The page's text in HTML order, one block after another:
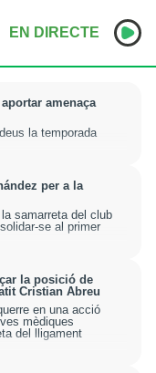
EN DIRECTE
INICI
NOTÍCIES
PROGRAMES
CONTACTE
amenaça
la temporada
per a la
samarreta del club
se al primer
la posició de
Cristian Abreu
en una acció
mèdiques
del lligament